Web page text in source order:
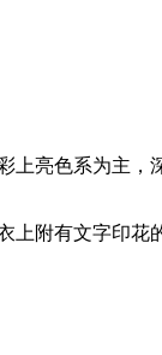
上亮色系为主，
上附有文字印花